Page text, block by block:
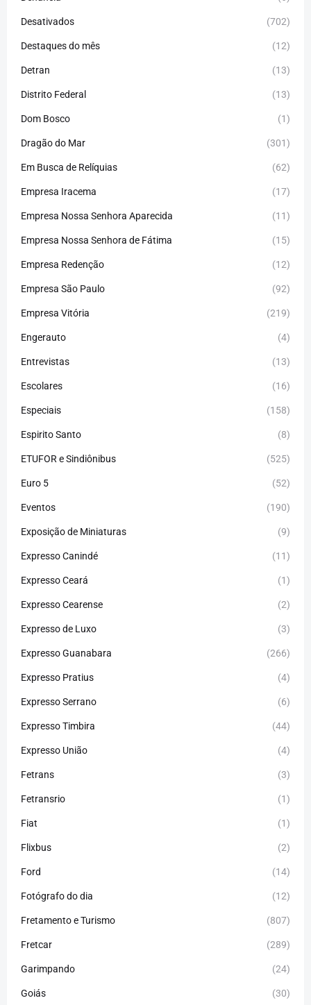
Desativados (702)
Destaques do mês (12)
Detran (13)
Distrito Federal (13)
Dom Bosco (1)
Dragão do Mar (301)
Em Busca de Relíquias (62)
Empresa Iracema (17)
Empresa Nossa Senhora Aparecida (11)
Empresa Nossa Senhora de Fátima (15)
Empresa Redenção (12)
Empresa São Paulo (92)
Empresa Vitória (219)
Engerauto (4)
Entrevistas (13)
Escolares (16)
Especiais (158)
Espirito Santo (8)
ETUFOR e Sindiônibus (525)
Euro 5 (52)
Eventos (190)
Exposição de Miniaturas (9)
Expresso Canindé (11)
Expresso Ceará (1)
Expresso Cearense (2)
Expresso de Luxo (3)
Expresso Guanabara (266)
Expresso Pratius (4)
Expresso Serrano (6)
Expresso Timbira (44)
Expresso União (4)
Fetrans (3)
Fetransrio (1)
Fiat (1)
Flixbus (2)
Ford (14)
Fotógrafo do dia (12)
Fretamento e Turismo (807)
Fretcar (289)
Garimpando (24)
Goiás (30)